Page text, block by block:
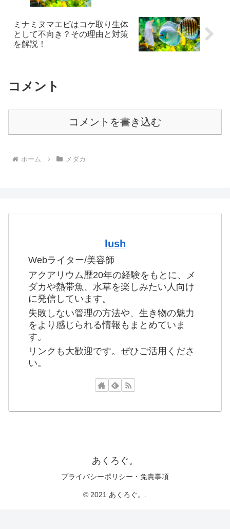
ミナミヌマエビはコケ取り生体
として不向き？その理由と対策
を解説！
コメント
コメントを書き込む
ホーム メダカ
lush
Webライター/美容師
アクアリウム歴20年の経験をもとに、メ
ダカや熱帯魚、水草を楽しみたい人向け
に発信しています。
失敗しない管理の方法や、生き物の魅力
をより感じられる情報もまとめていま
す。
リンクも大歓迎です。ぜひご活用くださ
い。
あくろぐ。
プライバシーポリシー・免責事項
© 2021 あくろぐ。.